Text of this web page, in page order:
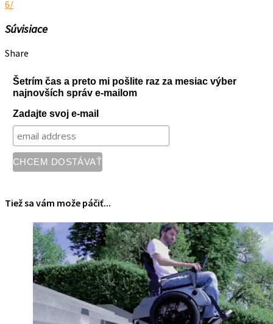
6/
Súvisiace
Share
Šetrím čas a preto mi pošlite raz za mesiac výber
najnovších správ e-mailom
Zadajte svoj e-mail
Tiež sa vám može páčiť...